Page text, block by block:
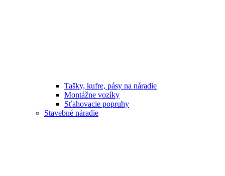
Tašky, kufre, pásy na náradie
Montážne vozíky
Sťahovacie popruhy
Stavebné náradie